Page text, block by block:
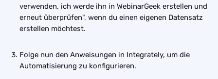
verwenden, ich werde ihn in WebinarGeek erstellen und
erneut überprüfen", wenn du einen eigenen Datensatz
erstellen möchtest.
Folge nun den Anweisungen in Integrately, um die
Automatisierung zu konfigurieren.